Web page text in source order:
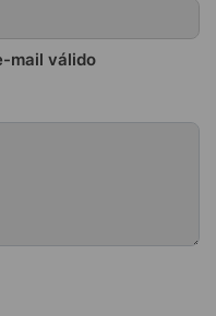
mail válido